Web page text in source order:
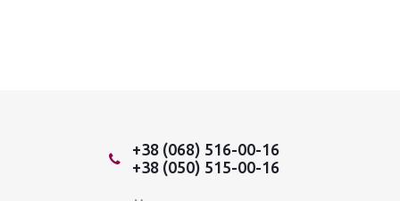
+38 (068) 516-00-16
+38 (050) 515-00-16